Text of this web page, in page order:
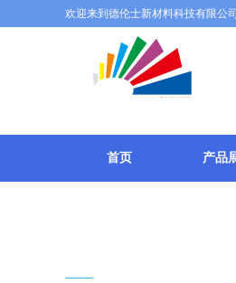
欢迎来到德伦士新材料科技有限公
首页 产品